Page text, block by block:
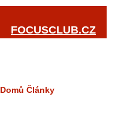
Přejít k hlavnímu obsahu
FOCUSCLUB.CZ
Drobečková
Domů Články